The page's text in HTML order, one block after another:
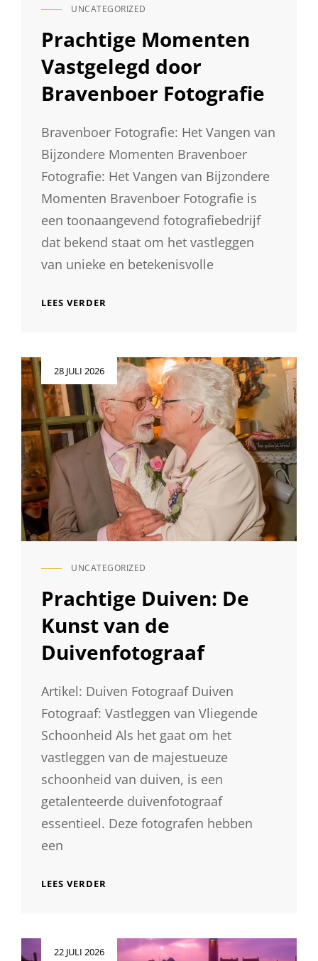
CAT
UNCATEGORIZED
Prachtige Momenten
Vastgelegd door
Bravenboer Fotografie
Bravenboer Fotografie: Het Vangen van
Bijzondere Momenten Bravenboer
Fotografie: Het Vangen van Bijzondere
Momenten Bravenboer Fotografie is
een toonaangevend fotografiebedrijf
dat bekend staat om het vastleggen
van unieke en betekenisvolle
LEES VERDER
BRAVENBOER
FOTOGRAFIE
Geplaatst
op
28 JULI 2026
CAT
UNCATEGORIZED
Prachtige Duiven: De
Kunst van de
Duivenfotograaf
Artikel: Duiven Fotograaf Duiven
Fotograaf: Vastleggen van Vliegende
Schoonheid Als het gaat om het
vastleggen van de majestueuze
schoonheid van duiven, is een
getalenteerde duivenfotograaf
essentieel. Deze fotografen hebben
een
LEES VERDER
VAN
DE
22 JULI 2026